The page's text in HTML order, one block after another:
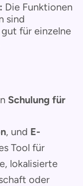
Die Funktionen
sind
für einzelne
Schulung für
, und E-
Tool für
lokalisierte
oder